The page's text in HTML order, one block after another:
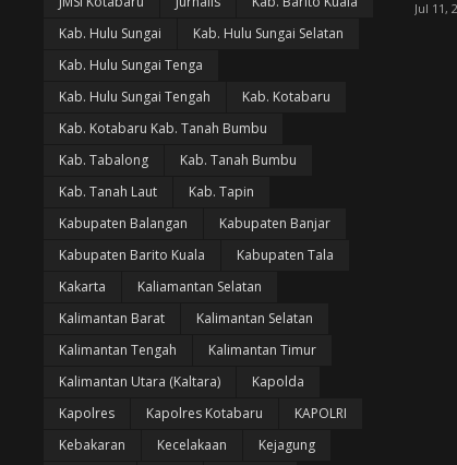
Kab. Hulu Sungai
Kab. Hulu Sungai Selatan
Kab. Hulu Sungai Tenga
Kab. Hulu Sungai Tengah
Kab. Kotabaru
Kab. Kotabaru Kab. Tanah Bumbu
Kab. Tabalong
Kab. Tanah Bumbu
Kab. Tanah Laut
Kab. Tapin
Kabupaten Balangan
Kabupaten Banjar
Kabupaten Barito Kuala
Kabupaten Tala
Kakarta
Kaliamantan Selatan
Kalimantan Barat
Kalimantan Selatan
Kalimantan Tengah
Kalimantan Timur
Kalimantan Utara (Kaltara)
Kapolda
Kapolres
Kapolres Kotabaru
KAPOLRI
Kebakaran
Kecelakaan
Kejagung
Jul 11,